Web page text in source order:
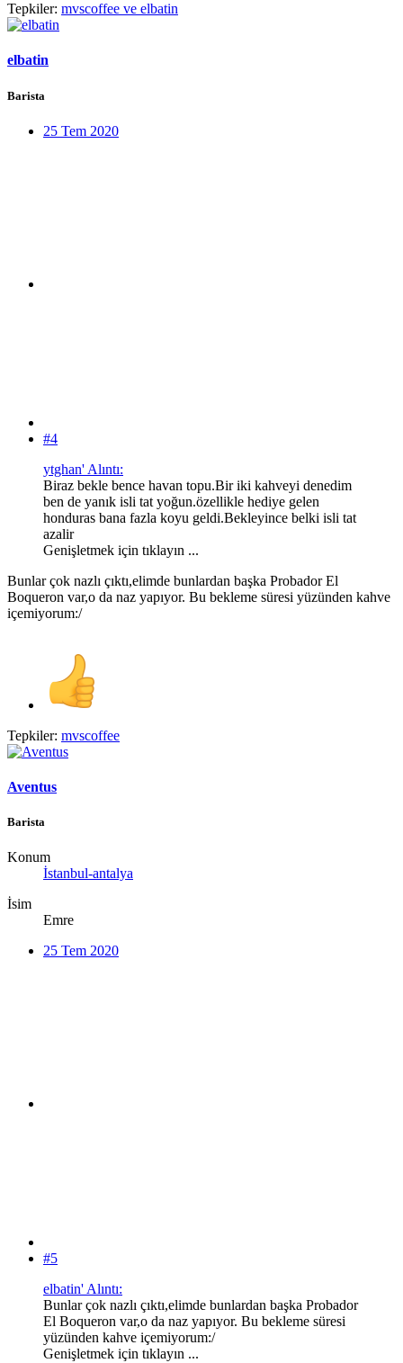
Tepkiler: mvscoffee ve elbatin
elbatin
Barista
25 Tem 2020
#4
ytghan' Alıntı:
Biraz bekle bence havan topu.Bir iki kahveyi denedim
ben de yanık isli tat yoğun.özellikle hediye gelen
honduras bana fazla koyu geldi.Bekleyince belki isli tat
azalir
Genişletmek için tıklayın ...
Bunlar çok nazlı çıktı,elimde bunlardan başka Probador El
Boqueron var,o da naz yapıyor. Bu bekleme süresi yüzünden kahve
içemiyorum:/
Tepkiler: mvscoffee
Aventus
Barista
Konum
İstanbul-antalya
İsim
Emre
25 Tem 2020
#5
elbatin' Alıntı:
Bunlar çok nazlı çıktı,elimde bunlardan başka Probador
El Boqueron var,o da naz yapıyor. Bu bekleme süresi
yüzünden kahve içemiyorum:/
Genişletmek için tıklayın ...